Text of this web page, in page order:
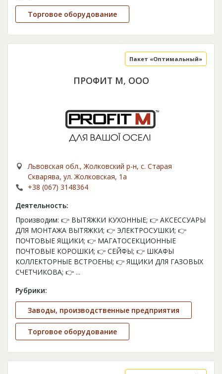
Торговое оборудование
ПРОФИТ М, ООО
Пакет «Оптимальный»
Львовская обл., Жолковский р-н, с. Старая
Скварява, ул. Жолковская, 1а
+38 (067) 3148364
Деятельность:
Производим: 👉 ВЫТЯЖКИ КУХОННЫЕ; 👉 АКСЕССУАРЫ
ДЛЯ МОНТАЖА ВЫТЯЖКИ; 👉 ЭЛЕКТРОСУШКИ; 👉
ПОЧТОВЫЕ ЯЩИКИ; 👉 МАГАТОСЕКЦИОННЫЕ
ПОЧТОВЫЕ КОРОШКИ; 👉 СЕЙФЫ; 👉 ШКАФЫ
КОЛЛЕКТОРНЫЕ ВСТРОЕНЫ; 👉 ЯЩИКИ ДЛЯ ГАЗОВЫХ
СЧЕТЧИКОВА; 👉 ...
Рубрики:
Заводы, производственные предприятия
Торговое оборудование